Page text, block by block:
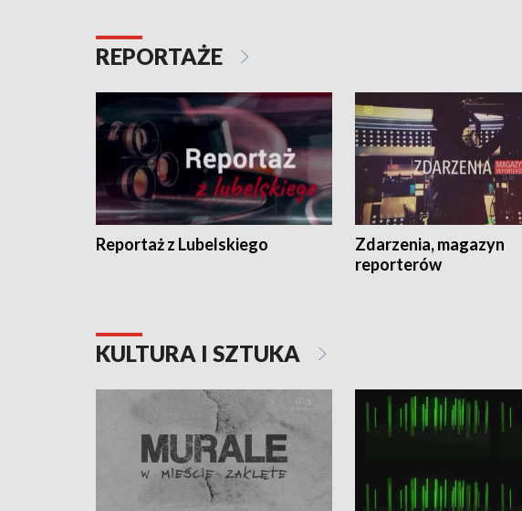
REPORTAŻE
Reportaż z Lubelskiego
Zdarzenia, magazyn
reporterów
KULTURA I SZTUKA